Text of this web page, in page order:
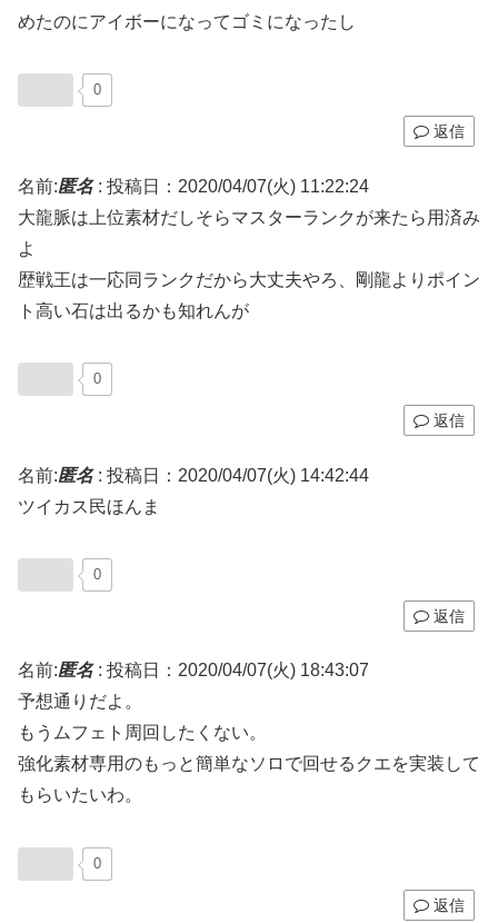
めたのにアイボーになってゴミになったし
0
返信
名前:匿名: 投稿日：2020/04/07(火) 11:22:24
大龍脈は上位素材だしそらマスターランクが来たら用済み
よ
歴戦王は一応同ランクだから大丈夫やろ、剛龍よりポイン
ト高い石は出るかも知れんが
0
返信
名前:匿名: 投稿日：2020/04/07(火) 14:42:44
ツイカス民ほんま
0
返信
名前:匿名: 投稿日：2020/04/07(火) 18:43:07
予想通りだよ。
もうムフェト周回したくない。
強化素材専用のもっと簡単なソロで回せるクエを実装して
もらいたいわ。
0
返信